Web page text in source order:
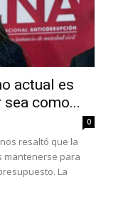
actual es
sea como...
0
resaltó que la
mantenerse para
La